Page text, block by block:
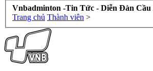
Vnbadminton -Tin Tức - Diễn Đàn Cầu
Trang chủ Thành viên >